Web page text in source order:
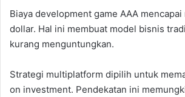
Biaya development game AAA
dollar. Hal ini membuat model bisnis
kurang menguntungkan.
Strategi multiplatform dipilih untuk
on investment. Pendekatan ini